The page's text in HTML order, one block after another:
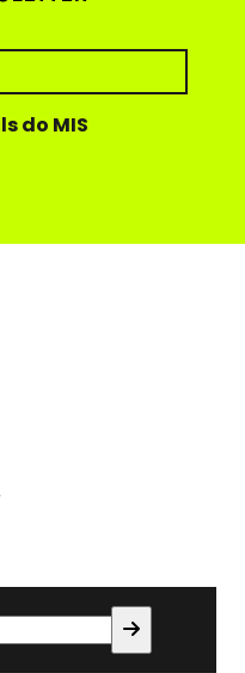
do MIS